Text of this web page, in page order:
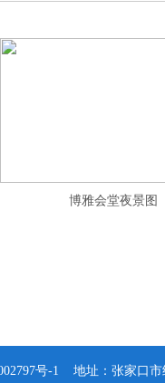
博雅会堂夜景图
号-1 地址：张家口市